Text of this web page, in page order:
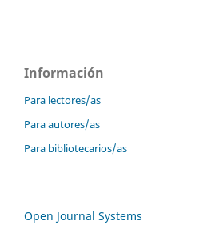
Información
Para lectores/as
Para autores/as
Para bibliotecarios/as
Open Journal Systems